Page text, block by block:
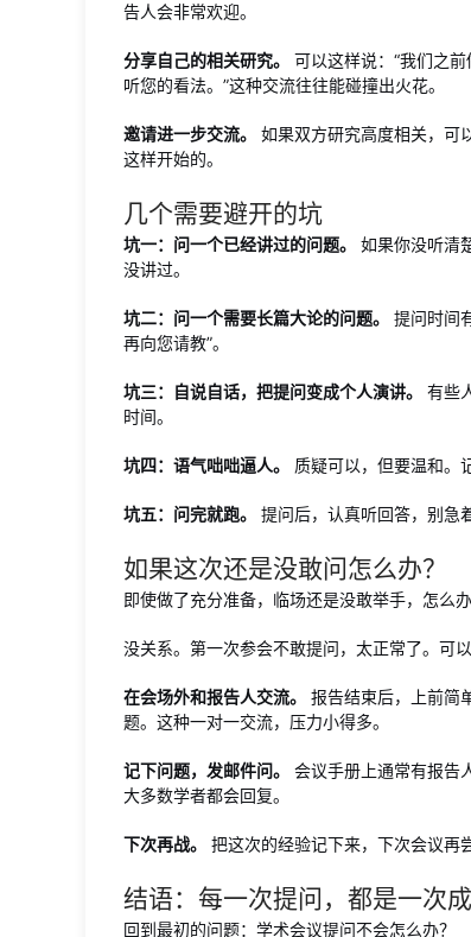
告人会非常欢迎。
分享自己的相关研究。
可以这样说：“我们之
听您的看法。”这种交流往往能碰撞出火花。
邀请进一步交流。
如果双方研究高度相关，可
这样开始的。
几个需要避开的坑
坑一：问一个已经讲过的问题。
如果你没听清
没讲过。
坑二：问一个需要长篇大论的问题。
提问时间
再向您请教”。
坑三：自说自话，把提问变成个人演讲。
有些
时间。
坑四：语气咄咄逼人。 质疑可以，但要温和。
坑五：问完就跑。 提问后，认真听回答，别急
如果这次还是没敢问怎么办？
即使做了充分准备，临场还是没敢举手，怎么办
没关系。第一次参会不敢提问，太正常了。可以
在会场外和报告人交流。
报告结束后，上前简
题。这种一对一交流，压力小得多。
记下问题，发邮件问。
会议手册上通常有报告
大多数学者都会回复。
下次再战。 把这次的经验记下来，下次会议再
结语：每一次提问，都是一次
回到最初的问题：学术会议提问不会怎么办？